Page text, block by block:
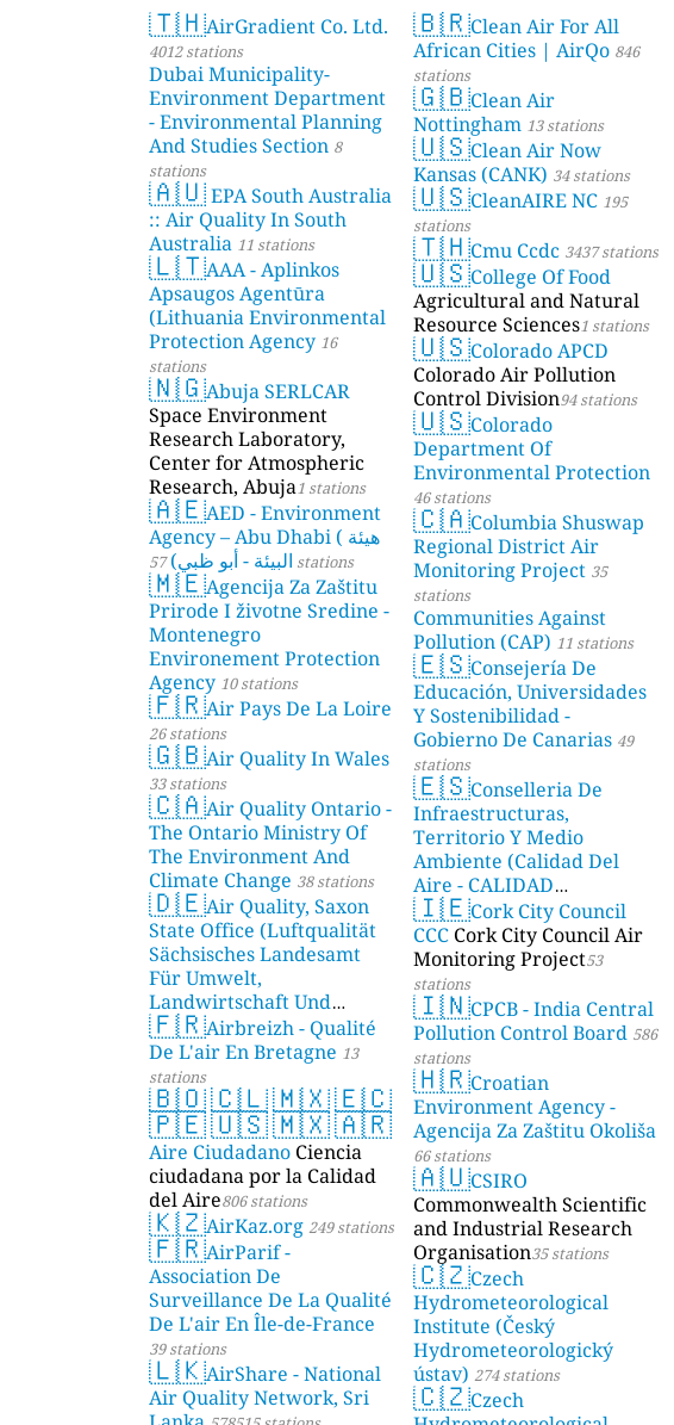
🇹🇭AirGradient Co. Ltd.
4012 stations
Dubai Municipality-
Environment Department
- Environmental Planning
And Studies Section 8
stations
🇦🇺EPA South Australia
:: Air Quality In South
Australia 11 stations
🇱🇹AAA - Aplinkos
Apsaugos Agentūra
(Lithuania Environmental
Protection Agency 16
stations
🇳🇬Abuja SERLCAR
Space Environment
Research Laboratory,
Center for Atmospheric
Research, Abuja1 stations
🇦🇪AED - Environment
Agency – Abu Dhabi ( هيئة
البيئة - أبو ظبي) 57 stations
🇲🇪Agencija Za Zaštitu
Prirode I životne Sredine -
Montenegro
Environement Protection
Agency 10 stations
🇫🇷Air Pays De La Loire
26 stations
🇬🇧Air Quality In Wales
33 stations
🇨🇦Air Quality Ontario -
The Ontario Ministry Of
The Environment And
Climate Change 38 stations
🇩🇪Air Quality, Saxon
State Office (Luftqualität
Sächsisches Landesamt
Für Umwelt,
Landwirtschaft Und
Geologie) 50 stations
🇫🇷Airbreizh - Qualité
De L'air En Bretagne 13
stations
🇧🇴🇨🇱🇲🇽🇪🇨
🇵🇪🇺🇸🇲🇽🇦🇷
Aire Ciudadano Ciencia
ciudadana por la Calidad
del Aire806 stations
🇰🇿AirKaz.org 249 stations
🇫🇷AirParif -
Association De
Surveillance De La Qualité
De L'air En Île-de-France
39 stations
🇱🇰AirShare - National
Air Quality Network, Sri
🇧🇷Clean Air For All
African Cities | AirQo 846
stations
🇬🇧Clean Air
Nottingham 13 stations
🇺🇸Clean Air Now
Kansas (CANK) 34 stations
🇺🇸CleanAIRE NC 195
stations
🇹🇭Cmu Ccdc 3437 stations
🇺🇸College Of Food
Agricultural and Natural
Resource Sciences1 stations
🇺🇸Colorado APCD
Colorado Air Pollution
Control Division94 stations
🇺🇸Colorado
Department Of
Environmental Protection
46 stations
🇨🇦Columbia Shuswap
Regional District Air
Monitoring Project 35
stations
Communities Against
Pollution (CAP) 11 stations
🇪🇸Consejería De
Educación, Universidades
Y Sostenibilidad -
Gobierno De Canarias 49
stations
🇪🇸Conselleria De
Infraestructuras,
Territorio Y Medio
Ambiente (Calidad Del
Aire - CALIDAD
AMBIENTAL) 23 stations
🇮🇪Cork City Council
CCC Cork City Council Air
Monitoring Project53
stations
🇮🇳CPCB - India Central
Pollution Control Board 586
stations
🇭🇷Croatian
Environment Agency -
Agencija Za Zaštitu Okoliša
66 stations
🇦🇺CSIRO
Commonwealth Scientific
and Industrial Research
Organisation35 stations
🇨🇿Czech
Hydrometeorological
Institute (Český
Hydrometeorologický
ústav) 274 stations
🇨🇿Czech